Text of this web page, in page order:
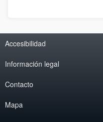
Accesibilidad
Información legal
Contacto
Mapa